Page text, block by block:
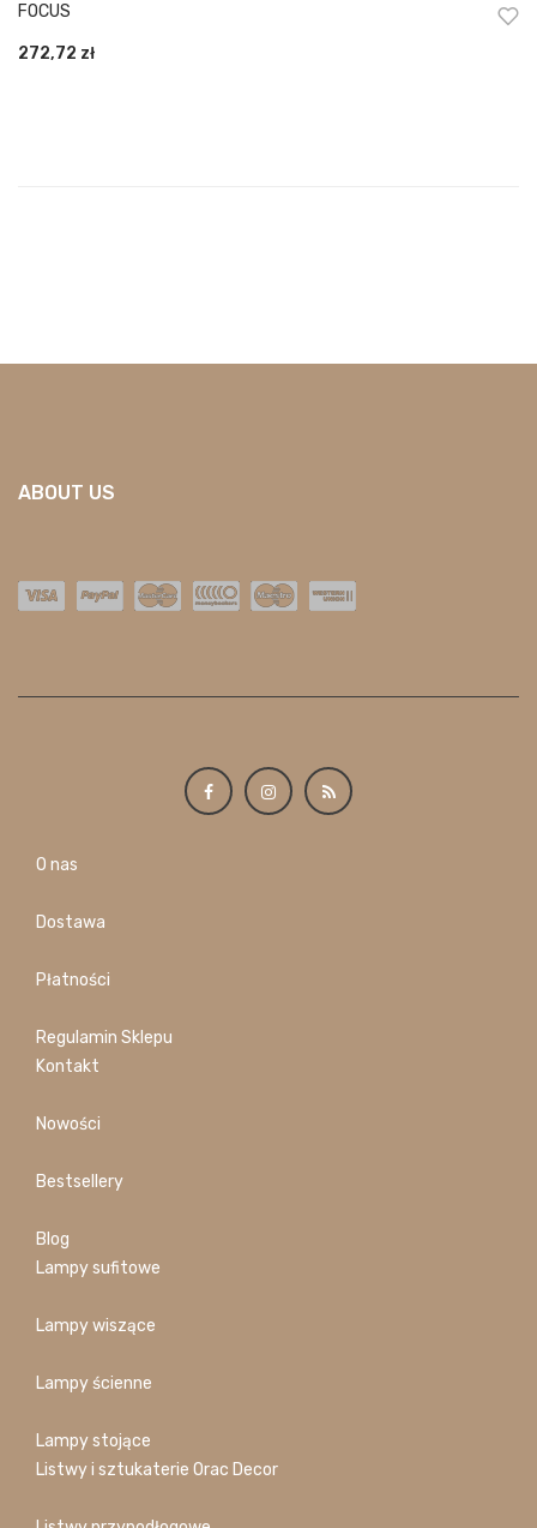
FOCUS
272,72 zł
ABOUT US
O nas
Dostawa
Płatności
Regulamin Sklepu
Kontakt
Nowości
Bestsellery
Blog
Lampy sufitowe
Lampy wiszące
Lampy ścienne
Lampy stojące
Listwy i sztukaterie Orac Decor